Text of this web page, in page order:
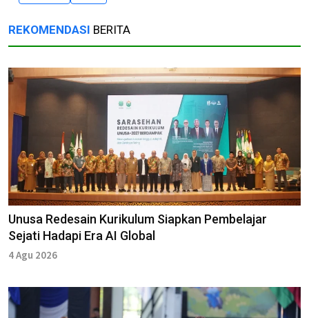
REKOMENDASI BERITA
Unusa Redesain Kurikulum Siapkan Pembelajar
Sejati Hadapi Era AI Global
4 Agu 2026